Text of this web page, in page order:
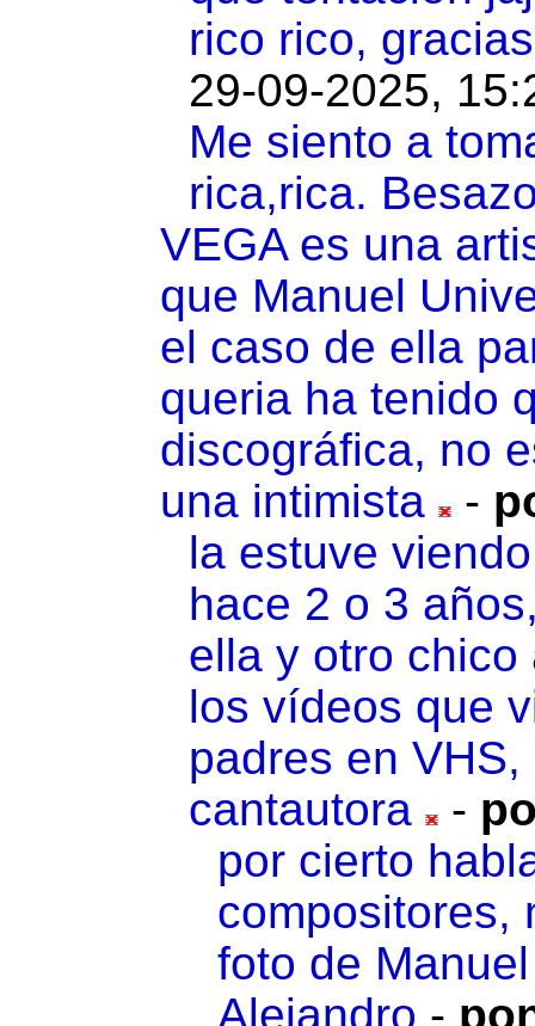
rico rico,
29-09-2025,
Me siento a
rica,rica.
VEGA es una
que Manuel
el caso de ella
queria ha tenido
discográfica, no
una intimista
-
la estuve
hace 2 o 3
ella y otro
los vídeos que
padres en
cantautora
-
por cierto
compositores,
foto de
Alejandro -